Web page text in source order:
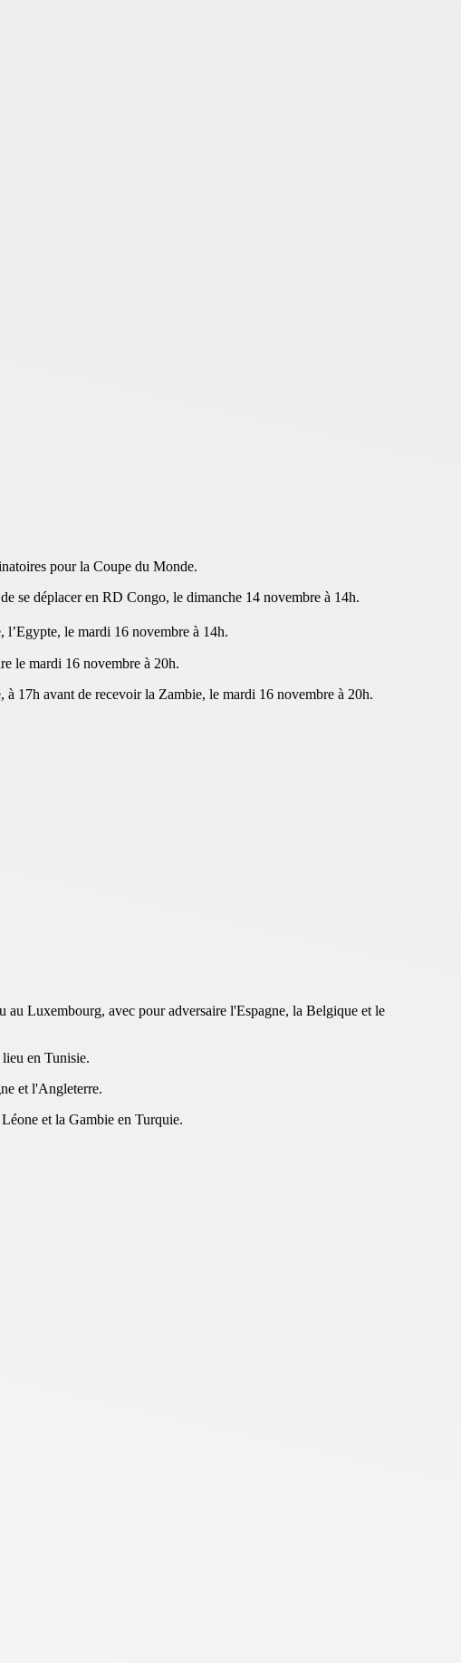
pour la Coupe du Monde.
se déplacer en RD Congo, le dimanche 14 novembre à 14h.
l’Egypte, le mardi 16 novembre à 14h.
le mardi 16 novembre à 20h.
17h avant de recevoir la Zambie, le mardi 16 novembre à 20h.
Luxembourg, avec pour adversaire l'Espagne, la Belgique et le
en Tunisie.
et l'Angleterre.
et la Gambie en Turquie.